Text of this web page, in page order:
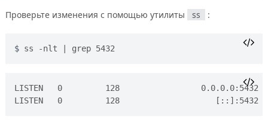
Проверьте изменения с помощью утилиты ss :
ss -nlt | grep 5432
LISTEN   0         128